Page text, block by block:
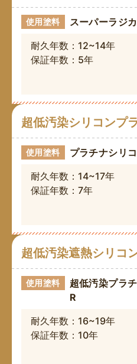
使用塗料
スーパーラジ
耐久年数：12~14年
保証年数：5年
超低汚染シリコンプ
使用塗料
プラチナシリ
耐久年数：14~17年
保証年数：7年
超低汚染遮熱シリコ
使用塗料
超低汚染プラ
R
耐久年数：16~19年
保証年数：10年